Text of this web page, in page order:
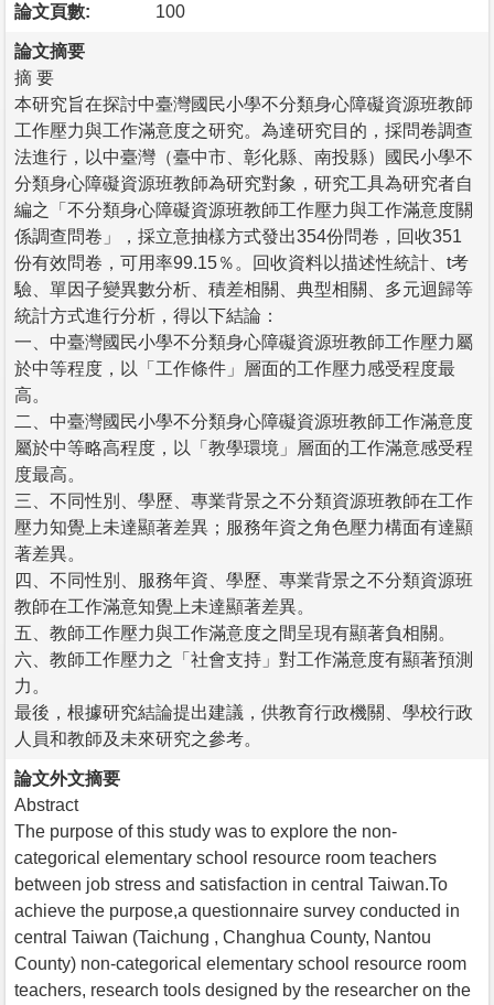
論文頁數: 100
論文摘要
摘 要
本研究旨在探討中臺灣國民小學不分類身心障礙資源班教師
工作壓力與工作滿意度之研究。為達研究目的，採問卷調查
法進行，以中臺灣（臺中市、彰化縣、南投縣）國民小學不
分類身心障礙資源班教師為研究對象，研究工具為研究者自
編之「不分類身心障礙資源班教師工作壓力與工作滿意度關
係調查問卷」，採立意抽樣方式發出354份問卷，回收351
份有效問卷，可用率99.15％。回收資料以描述性統計、t考
驗、單因子變異數分析、積差相關、典型相關、多元迴歸等
統計方式進行分析，得以下結論：
一、中臺灣國民小學不分類身心障礙資源班教師工作壓力屬
於中等程度，以「工作條件」層面的工作壓力感受程度最
高。
二、中臺灣國民小學不分類身心障礙資源班教師工作滿意度
屬於中等略高程度，以「教學環境」層面的工作滿意感受程
度最高。
三、不同性別、學歷、專業背景之不分類資源班教師在工作
壓力知覺上未達顯著差異；服務年資之角色壓力構面有達顯
著差異。
四、不同性別、服務年資、學歷、專業背景之不分類資源班
教師在工作滿意知覺上未達顯著差異。
五、教師工作壓力與工作滿意度之間呈現有顯著負相關。
六、教師工作壓力之「社會支持」對工作滿意度有顯著預測
力。
最後，根據研究結論提出建議，供教育行政機關、學校行政
人員和教師及未來研究之參考。
論文外文摘要
Abstract
The purpose of this study was to explore the non-
categorical elementary school resource room teachers
between job stress and satisfaction in central Taiwan.To
achieve the purpose,a questionnaire survey conducted in
central Taiwan (Taichung , Changhua County, Nantou
County) non-categorical elementary school resource room
teachers, research tools designed by the researcher on the